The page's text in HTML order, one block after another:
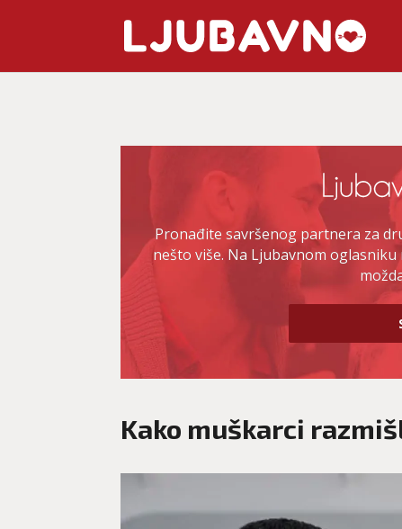
Pronađite savršenog partnera za
nešto više. Na Ljubavnom
Kako muškarci